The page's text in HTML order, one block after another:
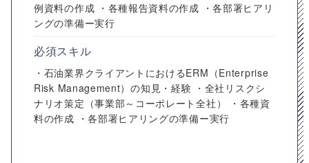
例資料の作成 ・各種報告資料の作成 ・各部署ヒアリ
ングの準備ー実行
必須スキル
・石油業界クライアントにおけるERM（Enterprise
Risk Management）の知見・経験 ・全社リスクシ
ナリオ策定（事業部～コーポレート全社） ・各種資
料の作成 ・各部署ヒアリングの準備ー実行